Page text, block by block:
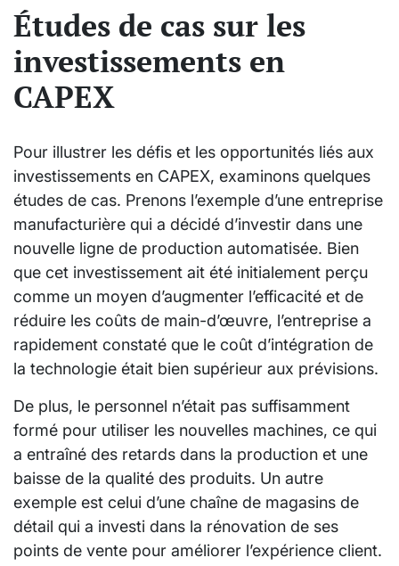
Études de cas sur les
investissements en
CAPEX
Pour illustrer les défis et les opportunités liés aux
investissements en CAPEX, examinons quelques
études de cas. Prenons l’exemple d’une entreprise
manufacturière qui a décidé d’investir dans une
nouvelle ligne de production automatisée. Bien
que cet investissement ait été initialement perçu
comme un moyen d’augmenter l’efficacité et de
réduire les coûts de main-d’œuvre, l’entreprise a
rapidement constaté que le coût d’intégration de
la technologie était bien supérieur aux prévisions.
De plus, le personnel n’était pas suffisamment
formé pour utiliser les nouvelles machines, ce qui
a entraîné des retards dans la production et une
baisse de la qualité des produits. Un autre
exemple est celui d’une chaîne de magasins de
détail qui a investi dans la rénovation de ses
points de vente pour améliorer l’expérience client.